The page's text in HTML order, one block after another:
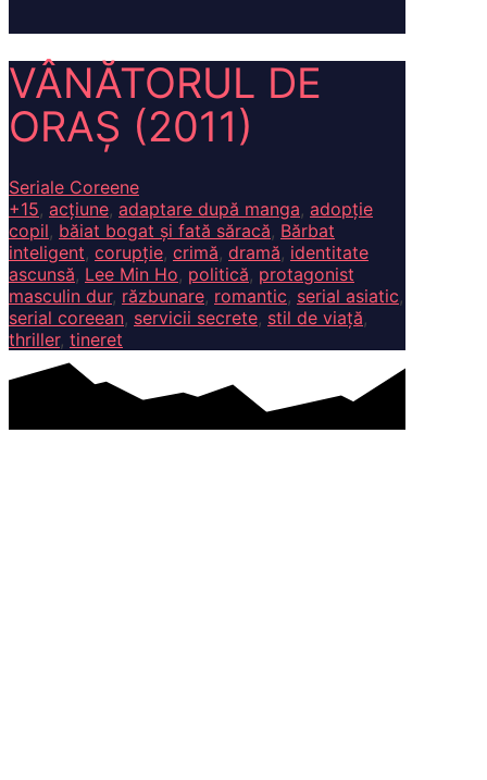
VÂNĂTORUL DE
ORAȘ (2011)
Seriale Coreene
+15, acțiune, adaptare după manga, adopție
copil, băiat bogat și fată săracă, Bărbat
inteligent, corupție, crimă, dramă, identitate
ascunsă, Lee Min Ho, politică, protagonist
masculin dur, răzbunare, romantic, serial asiatic,
serial coreean, servicii secrete, stil de viață,
thriller, tineret